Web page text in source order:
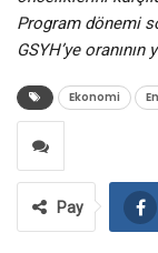
Program dönemi
GSYH’ye
Ekonomi
Pay